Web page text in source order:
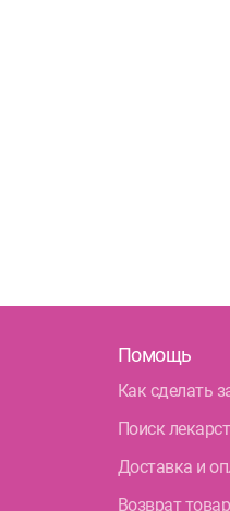
Помощь
Как сделать
Поиск
Доставка и
Возврат